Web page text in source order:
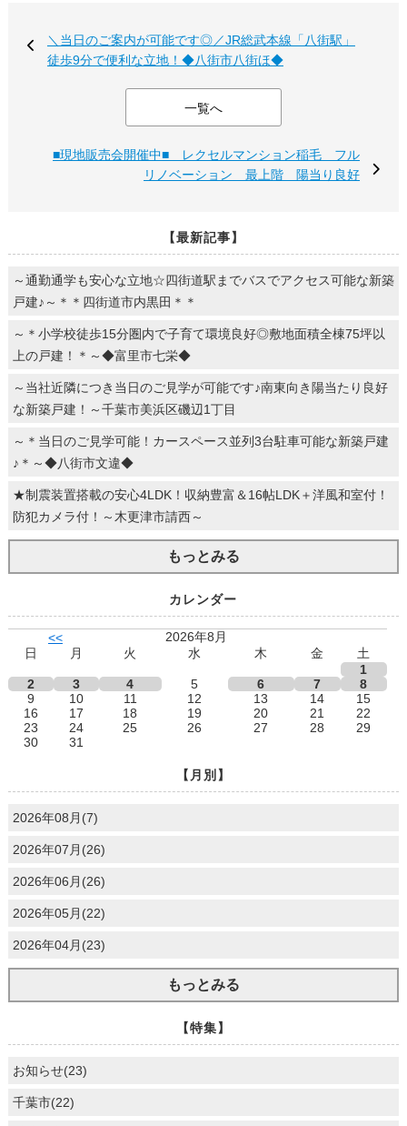
＼当日のご案内が可能です◎／JR総武本線「八街駅」
徒歩9分で便利な立地！◆八街市八街ほ◆
一覧へ
■現地販売会開催中■ レクセルマンション稲毛 フル
リノベーション 最上階 陽当り良好
【最新記事】
～通勤通学も安心な立地☆四街道駅までバスでアクセス可能な新築
戸建♪～＊＊四街道市内黒田＊＊
～＊小学校徒歩15分圏内で子育て環境良好◎敷地面積全棟75坪以
上の戸建！＊～◆富里市七栄◆
～当社近隣につき当日のご見学が可能です♪南東向き陽当たり良好
な新築戸建！～千葉市美浜区磯辺1丁目
～＊当日のご見学可能！カースペース並列3台駐車可能な新築戸建
♪＊～◆八街市文違◆
★制震装置搭載の安心4LDK！収納豊富＆16帖LDK＋洋風和室付！
防犯カメラ付！～木更津市請西～
もっとみる
カレンダー
<<
2026年8月
日
月 火 水 木 金
土
1
2
3 4 5 6 7
8
9
10 11 12 13 14
15
16
17 18 19 20 21
22
23
24 25 26 27 28
29
30
31
【月別】
2026年08月(7)
2026年07月(26)
2026年06月(26)
2026年05月(22)
2026年04月(23)
もっとみる
【特集】
お知らせ(23)
千葉市(22)